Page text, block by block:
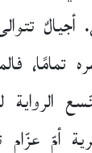
تمامًا،
أمّ